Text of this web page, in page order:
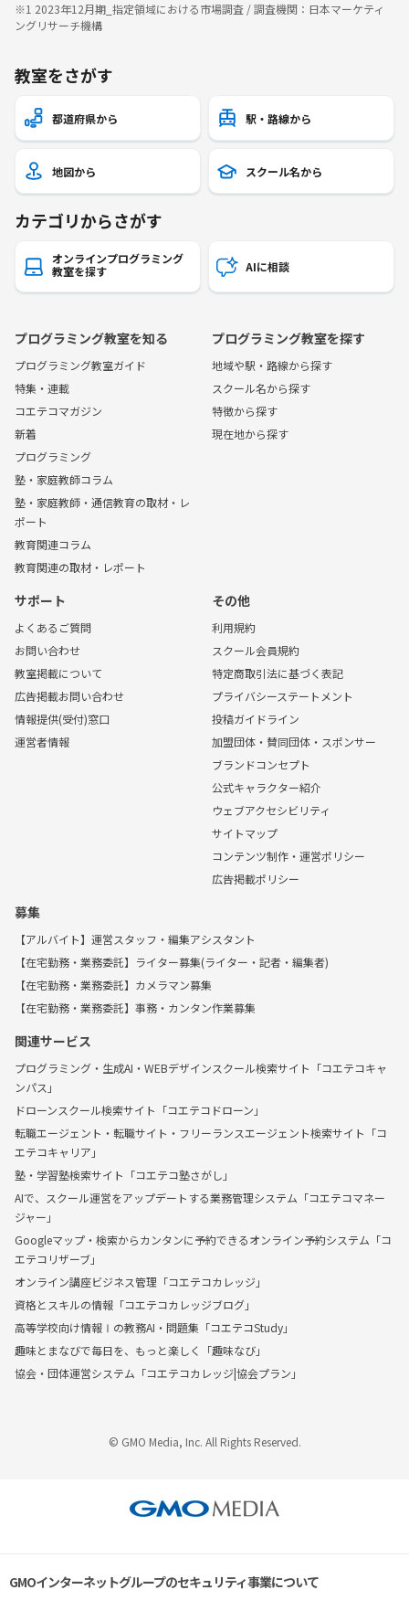
※1 2023年12月期_指定領域における市場調査 / 調査機関：日本マーケティ
ングリサーチ機構
教室をさがす
都道府県から 駅・路線から
地図から スクール名から
カテゴリからさがす
オンラインプログラミング
教室を探す
AIに相談
プログラミング教室を知る
プログラミング教室ガイド
特集・連載
コエテコマガジン
新着
プログラミング
塾・家庭教師コラム
塾・家庭教師・通信教育の取材・レ
ポート
教育関連コラム
教育関連の取材・レポート
プログラミング教室を探す
地域や駅・路線から探す
スクール名から探す
特徴から探す
現在地から探す
サポート
よくあるご質問
お問い合わせ
教室掲載について
広告掲載お問い合わせ
情報提供(受付)窓口
運営者情報
その他
利用規約
スクール会員規約
特定商取引法に基づく表記
プライバシーステートメント
投稿ガイドライン
加盟団体・賛同団体・スポンサー
ブランドコンセプト
公式キャラクター紹介
ウェブアクセシビリティ
サイトマップ
コンテンツ制作・運営ポリシー
広告掲載ポリシー
募集
【アルバイト】運営スタッフ・編集アシスタント
【在宅勤務・業務委託】ライター募集(ライター・記者・編集者)
【在宅勤務・業務委託】カメラマン募集
【在宅勤務・業務委託】事務・カンタン作業募集
関連サービス
プログラミング・生成AI・WEBデザインスクール検索サイト「コエテコキャ
ンパス」
ドローンスクール検索サイト「コエテコドローン」
転職エージェント・転職サイト・フリーランスエージェント検索サイト「コ
エテコキャリア」
塾・学習塾検索サイト「コエテコ塾さがし」
AIで、スクール運営をアップデートする業務管理システム「コエテコマネー
ジャー」
Googleマップ・検索からカンタンに予約できるオンライン予約システム「コ
エテコリザーブ」
オンライン講座ビジネス管理「コエテコカレッジ」
資格とスキルの情報「コエテコカレッジブログ」
高等学校向け情報Ⅰの教務AI・問題集「コエテコStudy」
趣味とまなびで毎日を、もっと楽しく「趣味なび」
協会・団体運営システム「コエテコカレッジ|協会プラン」
© GMO Media, Inc. All Rights Reserved.
GMOインターネットグループのセキュリティ事業について